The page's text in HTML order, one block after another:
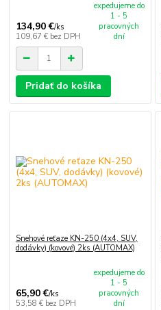
134,90 €/ks
109,67 € bez DPH
expedujeme do
1 - 5
pracovných
dní
Pridať do košíka
Snehové reťaze KN-250 (4x4, SUV,
dodávky) (kovové) 2ks (AUTOMAX)
65,90 €/ks
53,58 € bez DPH
expedujeme do
1 - 5
pracovných
dní